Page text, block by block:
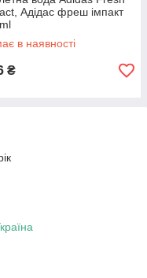
Адідас фреш імпакт
в наявності
₴